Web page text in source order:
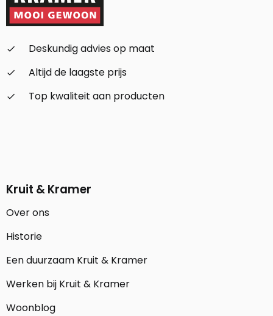
check_small
Deskundig advies op maat
check_small
Altijd de laagste prijs
check_small
Top kwaliteit aan producten
Kruit & Kramer
Over ons
Historie
Een duurzaam Kruit & Kramer
Werken bij Kruit & Kramer
Woonblog